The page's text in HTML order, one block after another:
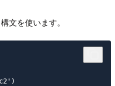
構文を使います。